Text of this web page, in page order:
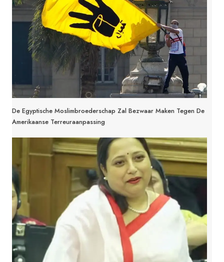
De Egyptische Moslimbroederschap Zal Bezwaar Maken Tegen De
Amerikaanse Terreuraanpassing